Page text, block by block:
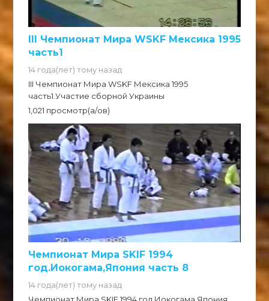
III Чемпионат Мира WSKF Мексика 1995
часть1
14 года(лет) тому назад
III Чемпионат Мира WSKF Мексика 1995
часть1.Участие сборной Украины
1,021 просмотр(а/ов)
Чемпионат Мира SKIF 1994
год.Иокогама,Япония часть 8
14 года(лет) тому назад